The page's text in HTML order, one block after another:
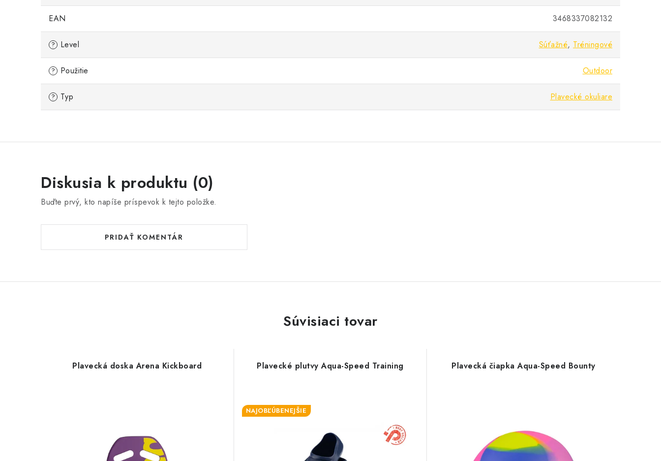
EAN 3468337082132
? Level Súťažné, Tréningové
? Použitie Outdoor
? Typ Plavecké okuliare
Diskusia k produktu (0)
Buďte prvý, kto napíše príspevok k tejto položke.
PRIDAŤ KOMENTÁR
Súvisiaci tovar
Plavecká doska Arena Kickboard Plavecké plutvy Aqua-Speed Training
NAJOBĽÚBENEJŠIE
Plavecká čiapka Aqua-Speed Bounty